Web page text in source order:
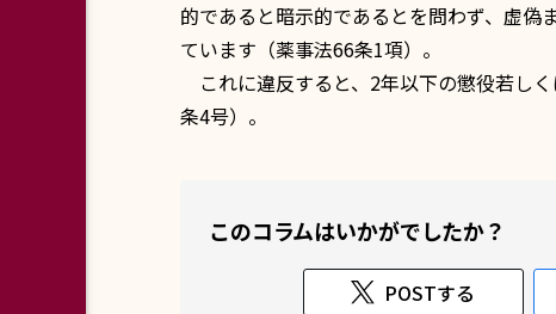
的であると暗示的であるとを問わず、虚
ています（薬事法66条1項）。
これに違反すると、2年以下の懲役若し
条4号）。
このコラムはいかがでしたか？
POSTする